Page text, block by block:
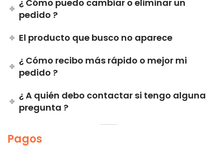
¿ Cómo puedo cambiar o eliminar un
pedido ?
El producto que busco no aparece
¿ Cómo recibo más rápido o mejor mi
pedido ?
¿ A quién debo contactar si tengo alguna
pregunta ?
Pagos